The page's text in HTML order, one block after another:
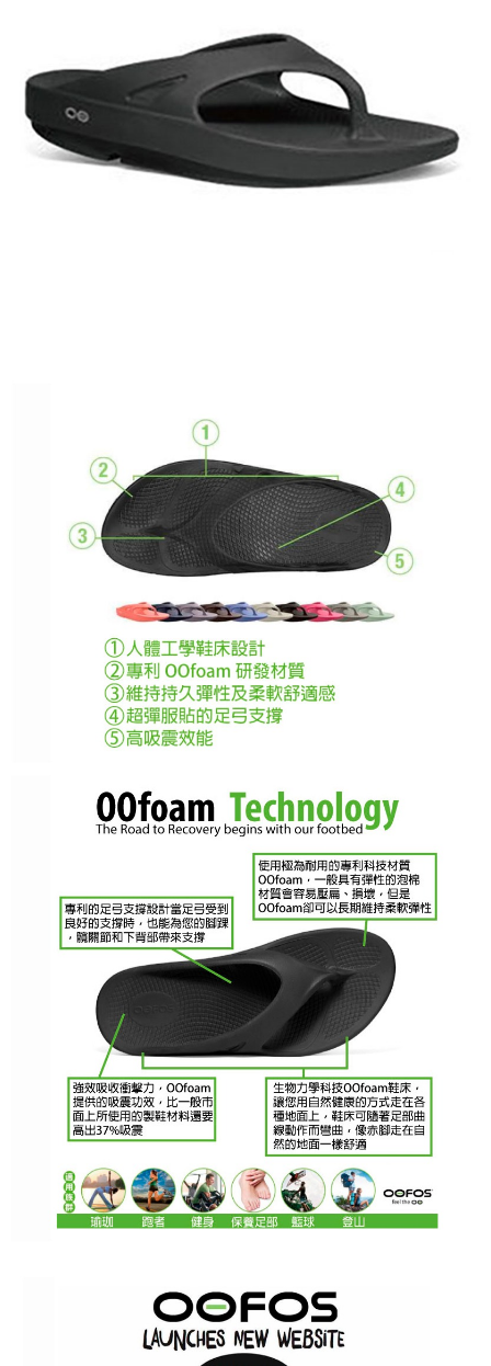
３．未成年的使用者請事先徵得法定代理人或監護人之同意方可使用
「AFTEE先享後付」，若未經同意申辦者引起之損失，本公司不負相關責
４．使用「AFTEE先享後付」時，將依據個別帳號之用戶狀況，依本公司即
時審查核予不同之上限額度；若仍有額度不足之情形，本公司將視審查結果
請求用戶進行身份認證。
５．嚴禁一人註冊多個帳號或使用他人資訊註冊。若發現惡意使用之情形，
每筆NT$100，滿NT$1,000(含以上)免運費
桃源戶外門市取貨
每筆NT$100，滿NT$1,000(含以上)免運費